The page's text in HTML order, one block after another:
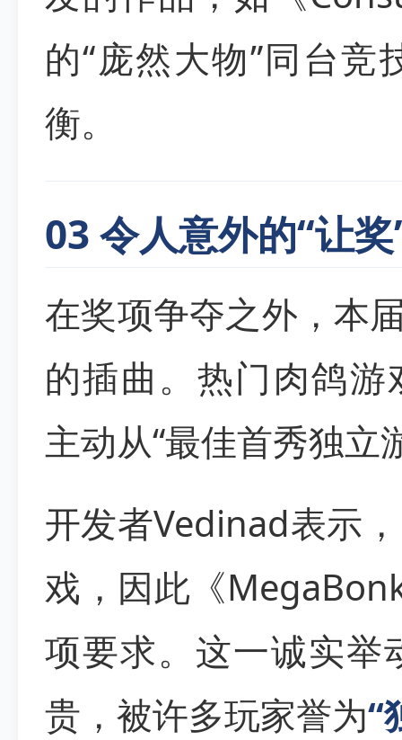
的“庞然大物”同台
衡。
03 令人意外的“让
在奖项争夺之外，本
的插曲。热门肉鸽
主动从“最佳首秀独立
开发者Vedinad表示
戏，因此《
项要求。这一诚实举
贵，被许多玩家誉为“